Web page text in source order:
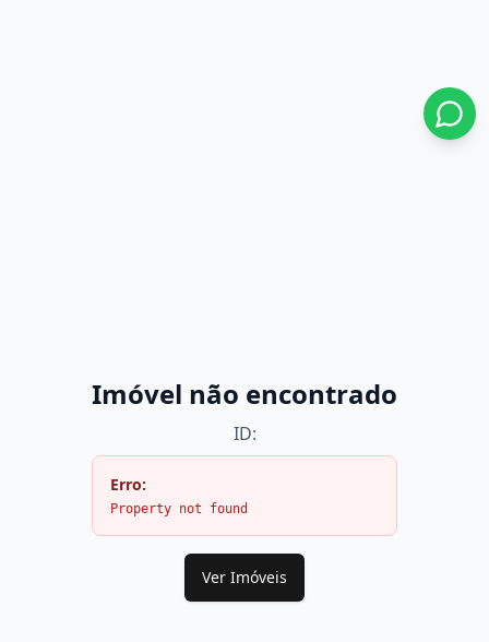
Imóvel não encontrado
ID:
Erro:
Property not found
Ver Imóveis